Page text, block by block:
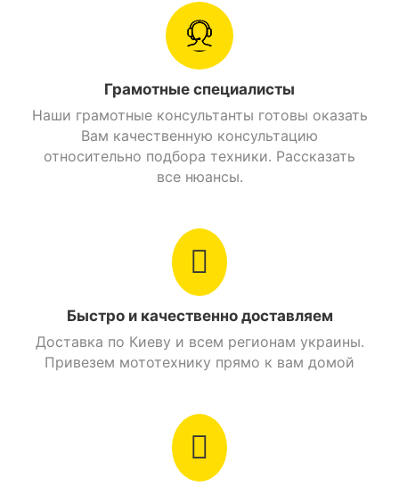
2,3 л./100 км.
Цепная
Вес 118 кг.
Сиденье 2х местное
Есть
Трубчатый каркас
Оранжевый
Объем бензобака 12,5 л.
Есть
Грамотные специалисты
Наши грамотные консультанты готовы оказать
Вам качественную консультацию
относительно подбора техники. Рассказать
все нюансы.
Быстро и качественно доставляем
Доставка по Киеву и всем регионам украины.
Привезем мототехнику прямо к вам домой